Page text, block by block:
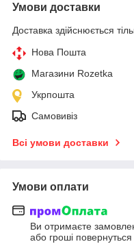
Умови доставки
Доставка здійснюється
Нова Пошта
Магазини Rozetka
Укрпошта
Самовивіз
Всі умови доставки
Умови оплати
Ви отримаєте
або гроші